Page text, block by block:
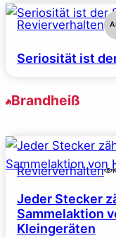
Revierverhalten
Seriosität ist
Brandheiß
Revierverhalten
Jeder Stecker
Sammelaktion
Kleingeräten